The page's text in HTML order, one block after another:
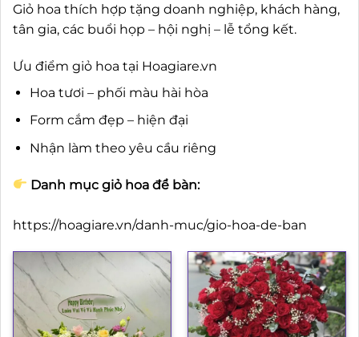
Giỏ hoa thích hợp tặng doanh nghiệp, khách hàng,
tân gia, các buổi họp – hội nghị – lễ tổng kết.
Ưu điểm giỏ hoa tại Hoagiare.vn
Hoa tươi – phối màu hài hòa
Form cắm đẹp – hiện đại
Nhận làm theo yêu cầu riêng
Danh mục giỏ hoa để bàn:
https://hoagiare.vn/danh-muc/gio-hoa-de-ban